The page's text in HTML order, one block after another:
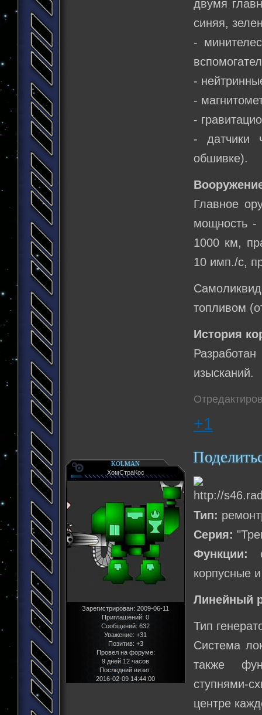
двумя
синяя,
-
-
-
-
- датчики
обшивке).
Главное
мощность -
1000 км,
10 имп./с,
топливом
История
изысканий.
+1
KOLMAN
ХомСтраКос
Зарегистрирован: 2009-06-11
Приглашений: 0
Сообщений: 632
Уважение: +31
Позитив: +3
Провел на форуме:
9 дней 12 часов
Последний визит:
2016-02-09 14:44:00
Тип:
Серия:
Функции:
корпусные
Линейный
Тип
Система
также
ступнями-
центре